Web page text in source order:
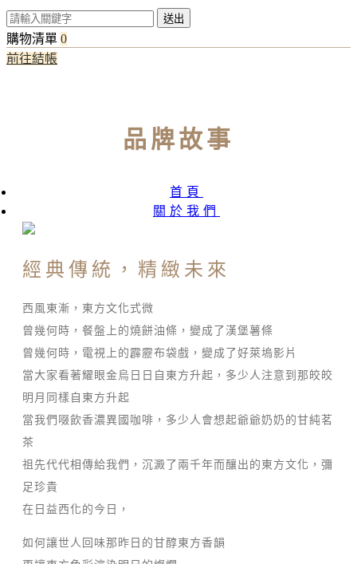
送出
購物清單 0
前往結帳
品牌故事
首頁
關於我們
經典傳統，精緻未來
西風東漸，東方文化式微
曾幾何時，餐盤上的燒餅油條，變成了漢堡薯條
曾幾何時，電視上的霹靂布袋戲，變成了好萊塢影片
當大家看著耀眼金烏日日自東方升起，多少人注意到那皎皎
明月同樣自東方升起
當我們啜飲香濃異國咖啡，多少人會想起爺爺奶奶的甘純茗
茶
祖先代代相傳給我們，沉澱了兩千年而釀出的東方文化，彌
足珍貴
在日益西化的今日，
如何讓世人回味那昨日的甘醇東方香韻